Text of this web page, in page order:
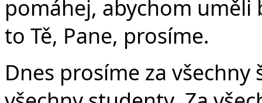
pomáhej, abychom uměli
to Tě, Pane, prosíme.
Dnes prosíme za všechny